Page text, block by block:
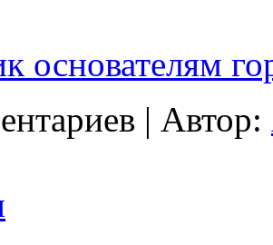
основателям
| Автор: